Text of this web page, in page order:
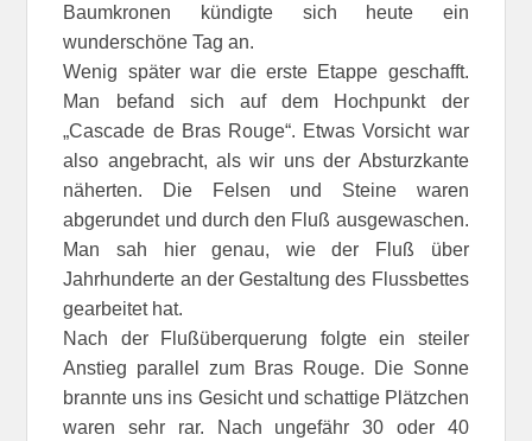
Baumkronen kündigte sich heute ein
wunderschöne Tag an.
Wenig später war die erste Etappe geschafft.
Man befand sich auf dem Hochpunkt der
„Cascade de Bras Rouge“. Etwas Vorsicht war
also angebracht, als wir uns der Absturzkante
näherten. Die Felsen und Steine waren
abgerundet und durch den Fluß ausgewaschen.
Man sah hier genau, wie der Fluß über
Jahrhunderte an der Gestaltung des Flussbettes
gearbeitet hat.
Nach der Flußüberquerung folgte ein steiler
Anstieg parallel zum Bras Rouge. Die Sonne
brannte uns ins Gesicht und schattige Plätzchen
waren sehr rar. Nach ungefähr 30 oder 40